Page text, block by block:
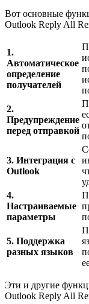
Вот основные
Outlook Reply All
1.
Автоматическое
определение
получателей
2.
Предупреждение
перед отправкой
3. Интеграция с
Outlook
4.
Настраиваемые
параметры
5. Поддержка
разных языков
Эти и другие
Outlook Reply All